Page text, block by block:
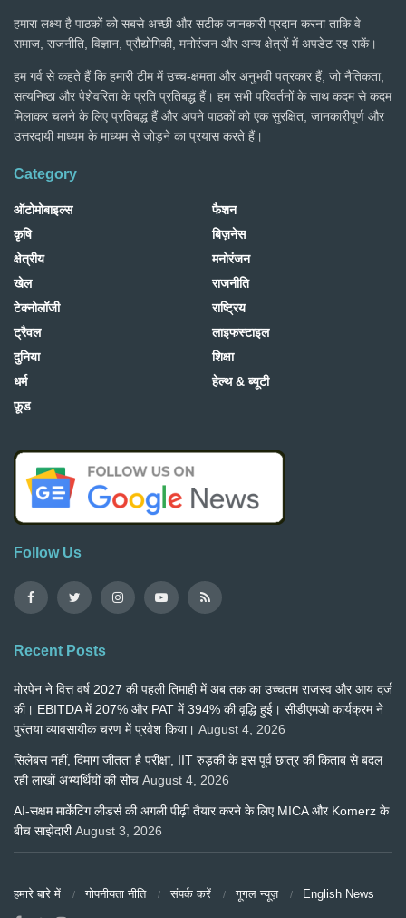
हमारा लक्ष्य है पाठकों को सबसे अच्छी और सटीक जानकारी प्रदान करना ताकि वे
समाज, राजनीति, विज्ञान, प्रौद्योगिकी, मनोरंजन और अन्य क्षेत्रों में अपडेट रह सकें।
हम गर्व से कहते हैं कि हमारी टीम में उच्च-क्षमता और अनुभवी पत्रकार हैं, जो नैतिकता,
सत्यनिष्ठा और पेशेवरिता के प्रति प्रतिबद्ध हैं। हम सभी परिवर्तनों के साथ कदम से कदम
मिलाकर चलने के लिए प्रतिबद्ध हैं और अपने पाठकों को एक सुरक्षित, जानकारीपूर्ण और
उत्तरदायी माध्यम के माध्यम से जोड़ने का प्रयास करते हैं।
Category
ऑटोमोबाइल्स
कृषि
क्षेत्रीय
खेल
टेक्नोलॉजी
ट्रैवल
दुनिया
धर्म
फ़ूड
फैशन
बिज़नेस
मनोरंजन
राजनीति
राष्ट्रिय
लाइफस्टाइल
शिक्षा
हेल्थ & ब्यूटी
Follow Us
Recent Posts
मोरपेन ने वित्त वर्ष 2027 की पहली तिमाही में अब तक का उच्चतम राजस्व और आय दर्ज
की। EBITDA में 207% और PAT में 394% की वृद्धि हुई। सीडीएमओ कार्यक्रम ने
पुरंतया व्यावसायीक चरण में प्रवेश किया। August 4, 2026
सिलेबस नहीं, दिमाग जीतता है परीक्षा, IIT रुड़की के इस पूर्व छात्र की किताब से बदल
रही लाखों अभ्यर्थियों की सोच August 4, 2026
AI-सक्षम मार्केटिंग लीडर्स की अगली पीढ़ी तैयार करने के लिए MICA और Komerz के
बीच साझेदारी August 3, 2026
हमारे बारे में गोपनीयता नीति संपर्क करें गूगल न्यूज़ English News